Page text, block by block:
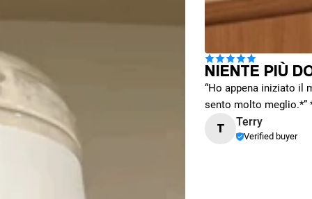
NIENTE PIÙ
“Ho appena iniziato il
sento molto meglio.*”
T Terry
Verified buyer